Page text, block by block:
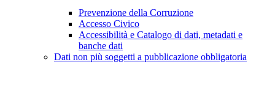
Prevenzione della Corruzione
Accesso Civico
Accessibilità e Catalogo di dati, metadati e
banche dati
Dati non più soggetti a pubblicazione obbligatoria